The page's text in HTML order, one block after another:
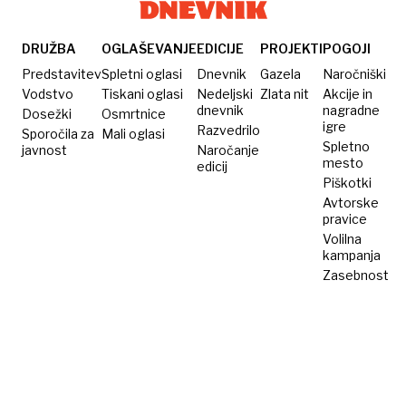
poskus
kratenja
pravic
žensk
primeru
ogroženosti
zdravja
glasovi
zaradi
omembe
pravice
splava
DRUŽBA
Predstavitev
Vodstvo
Dosežki
Sporočila za
javnost
OGLAŠEVANJE
Spletni oglasi
Tiskani oglasi
Osmrtnice
Mali oglasi
EDICIJE
Dnevnik
Nedeljski
dnevnik
Razvedrilo
Naročanje
edicij
PROJEKTI
Gazela
Zlata nit
POGOJI
Naročniški
Akcije in
nagradne
igre
Spletno
mesto
Piškotki
Avtorske
pravice
Volilna
kampanja
Zasebnost